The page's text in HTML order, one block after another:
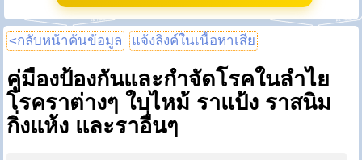
<กลับหน้าค้นข้อมูล แจ้งลิงค์ในเนื้อหาเสีย
คู่มืองป้องกันและกำจัดโรคในลำไย
โรคราต่างๆ ใบไหม้ ราแป้ง ราสนิม
กิ่งแห้ง และราอื่นๆ